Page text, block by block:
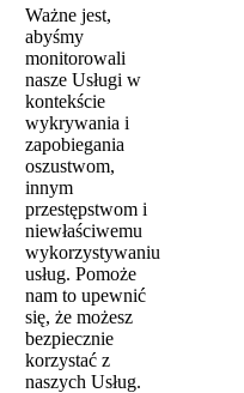
Ważne jest,
abyśmy
monitorowali
nasze Usługi w
kontekście
wykrywania i
zapobiegania
oszustwom,
innym
przestępstwom i
niewłaściwemu
wykorzystywaniu
usług. Pomoże
nam to upewnić
się, że możesz
bezpiecznie
korzystać z
naszych Usług.